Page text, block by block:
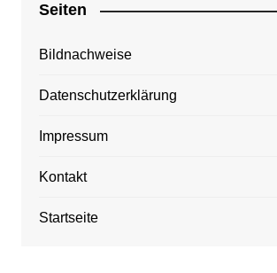
Seiten
Bildnachweise
Datenschutzerklärung
Impressum
Kontakt
Startseite